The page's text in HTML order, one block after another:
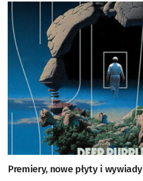
Premiery, nowe płyty i wywiady